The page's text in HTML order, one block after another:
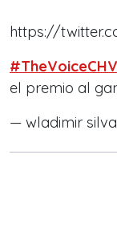
https://
#TheVoiceCHV
el premio al
— wladimir